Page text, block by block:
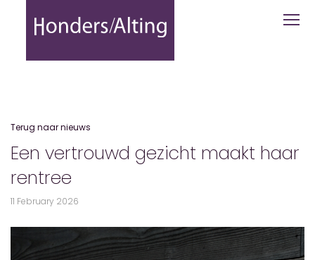
Een vertrouwd gezicht maakt haar
Terug naar nieuws
Een vertrouwd gezicht maakt haar
rentree
11 February 2026